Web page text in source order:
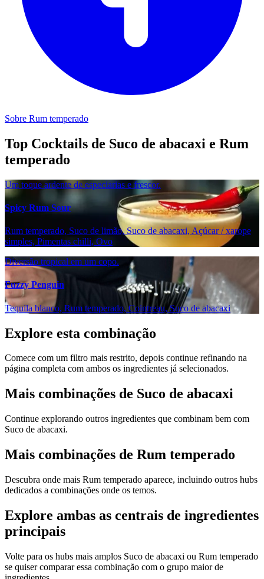
Sobre Rum temperado
Top Cocktails de Suco de abacaxi e Rum
temperado
Um toque ardente de especiarias e frescor.
Spicy Rum Sour
Rum temperado, Suco de limão, Suco de abacaxi, Açúcar / xarope
simples, Pimentas chilli, Ovo
Diversão tropical em um copo.
Fuzzy Penguin
Tequila blanco, Rum temperado, Cointreau, Suco de abacaxi
Explore esta combinação
Comece com um filtro mais restrito, depois continue refinando na
página completa com ambos os ingredientes já selecionados.
Mais combinações de Suco de abacaxi
Continue explorando outros ingredientes que combinam bem com
Suco de abacaxi.
Mais combinações de Rum temperado
Descubra onde mais Rum temperado aparece, incluindo outros hubs
dedicados a combinações onde os temos.
Explore ambas as centrais de ingredientes
principais
Volte para os hubs mais amplos Suco de abacaxi ou Rum temperado
se quiser comparar essa combinação com o grupo maior de